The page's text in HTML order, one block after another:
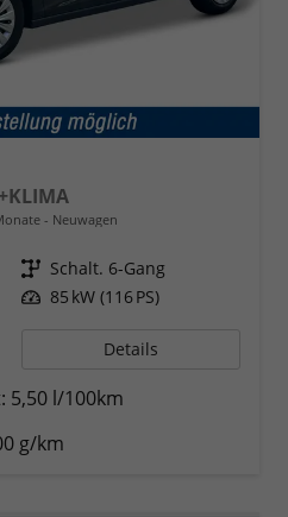
Neuwagen
Getriebe Schalt. 6-Gang
Leistung 85 kW (116 PS)
Details
5,50 l/100km
g/km